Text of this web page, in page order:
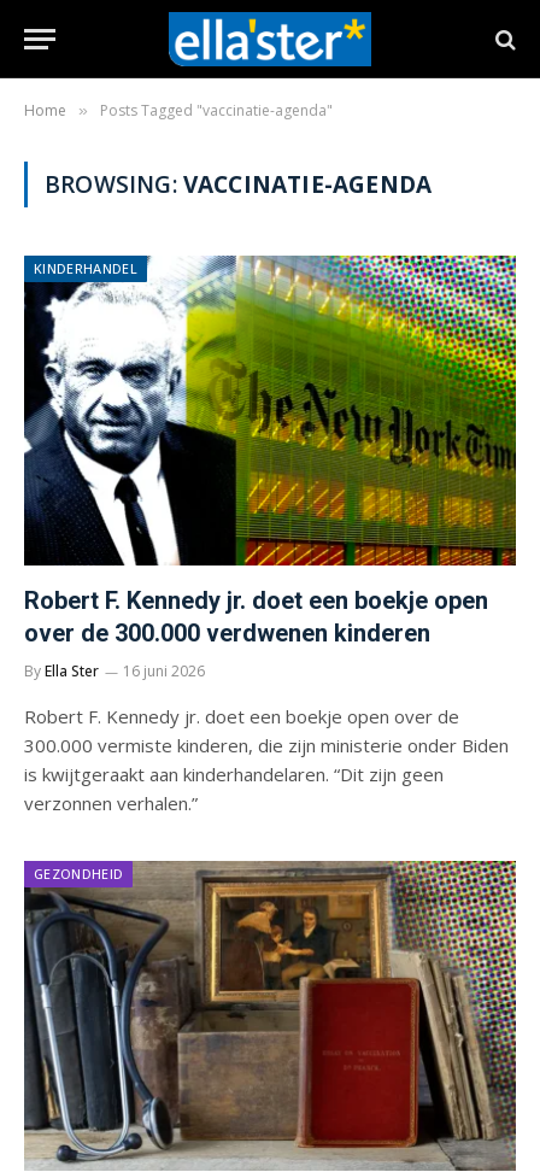
Home » Posts Tagged "vaccinatie-agenda"
BROWSING:VACCINATIE-AGENDA
KINDERHANDEL
Robert F. Kennedy jr. doet een boekje open
over de 300.000 verdwenen kinderen
ByElla Ster 16 juni 2026
Robert F. Kennedy jr. doet een boekje open over de
300.000 vermiste kinderen, die zijn ministerie onder Biden
is kwijtgeraakt aan kinderhandelaren. “Dit zijn geen
verzonnen verhalen.”
GEZONDHEID